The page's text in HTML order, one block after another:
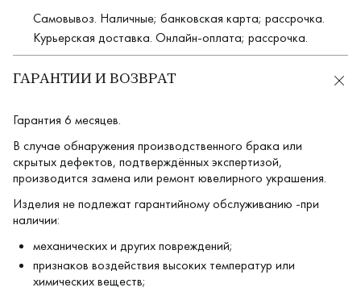
Самовывоз. Наличные; банковская карта; рассрочка.
Курьерская доставка. Онлайн-оплата; рассрочка.
ГАРАНТИИ И ВОЗВРАТ
Гарантия 6 месяцев.
В случае обнаружения производственного брака или
скрытых дефектов, подтверждённых экспертизой,
производится замена или ремонт ювелирного украшения.
Изделия не подлежат гарантийному обслуживанию -при
наличии:
механических и других повреждений;
признаков воздействия высоких температур или
химических веществ;